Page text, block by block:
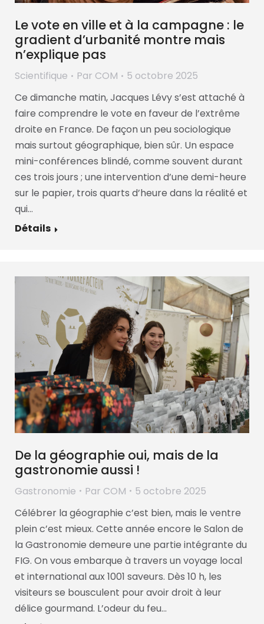
Le vote en ville et à la campagne : le
gradient d’urbanité montre mais
n’explique pas
Scientifique Par COM
5 octobre 2025
Ce dimanche matin, Jacques Lévy s’est attaché à
faire comprendre le vote en faveur de l’extrême
droite en France. De façon un peu sociologique
mais surtout géographique, bien sûr. Un espace
mini-conférences blindé, comme souvent durant
ces trois jours ; une intervention d’une demi-heure
sur le papier, trois quarts d’heure dans la réalité et
qui…
Détails
De la géographie oui, mais de la
gastronomie aussi !
Gastronomie Par COM
5 octobre 2025
Célébrer la géographie c’est bien, mais le ventre
plein c’est mieux. Cette année encore le Salon de
la Gastronomie demeure une partie intégrante du
FIG. On vous embarque à travers un voyage local
et international aux 1001 saveurs. Dès 10 h, les
visiteurs se bousculent pour avoir droit à leur
délice gourmand. L’odeur du feu…